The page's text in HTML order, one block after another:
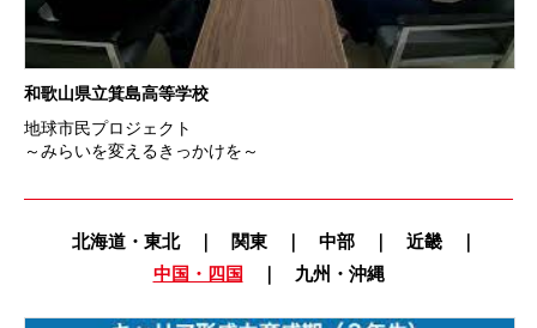
和歌山県立箕島高等学校
地球市民プロジェクト
～みらいを変えるきっかけを～
北海道・東北 ｜ 関東 ｜ 中部 ｜ 近畿
｜
中国・四国
｜ 九州・沖縄